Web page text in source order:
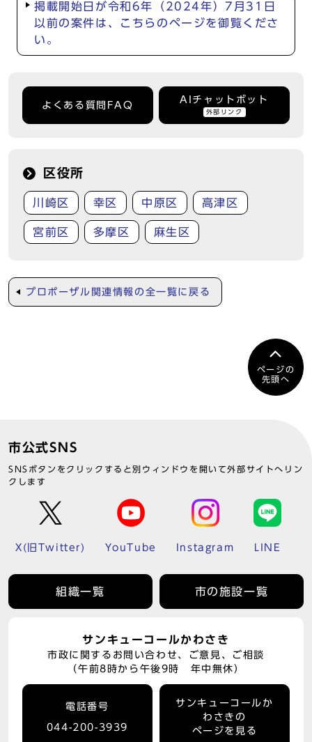
掲載開始日が令和6年（2024年）7月31日
以前の案件は、こちらのページを御覧くださ
い。
よくある質問FAQ
AIチャットボット
外部リンク
区役所
川崎区 幸区 中原区 高津区
宮前区 多摩区 麻生区
プロポーザル関連情報の全一覧に戻る
ページの
先頭へ
市公式SNS
SNSボタンをクリックすると別ウィンドウを開いて外部サイトへリン
クします
X(旧Twitter) YouTube Instagram LINE
組織一覧 市の施設一覧
サンキューコールかわさき
市政に関するお問い合わせ、ご意見、ご相談
（午前8時から午後9時 年中無休）
電話番号
044-200-3939
サンキューコールか
わさきの
ページを見る